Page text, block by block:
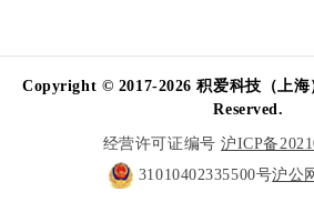
Copyright © 2017-2026 积爱科技（上
Reserved.
经营许可证编号沪ICP备
31010402335500号沪公